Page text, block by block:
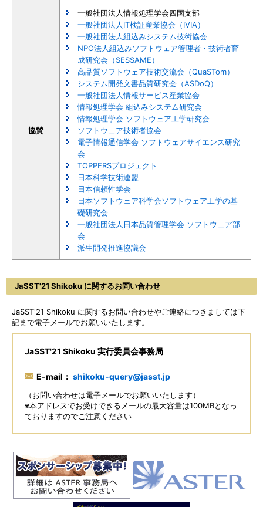
協賛
一般社団法人情報処理学会四国支部
一般社団法人IT検証産業協会（IVIA）
一般社団法人組込みシステム技術協会
NPO法人組込みソフトウェア管理者・技術者育
成研究会（SESSAME）
高品質ソフトウェア技術交流会（QuaSTom）
システム開発文書品質研究会（ASDoQ）
一般社団法人情報サービス産業協会
情報処理学会 組込みシステム研究会
情報処理学会 ソフトウェア工学研究会
ソフトウェア技術者協会
電子情報通信学会 ソフトウェアサイエンス研究
会
TOPPERSプロジェクト
日本科学技術連盟
日本信頼性学会
日本ソフトウェア科学会ソフトウェア工学の基
礎研究会
一般社団法人日本品質管理学会 ソフトウェア部
会
派生開発推進協議会
JaSST'21 Shikoku に関するお問い合わせ
JaSST'21 Shikoku に関するお問い合わせやご連絡につきましては下
記まで電子メールでお願いいたします。
JaSST'21 Shikoku 実行委員会事務局
E-mail： shikoku-query@jasst.jp
（お問い合わせは電子メールでお願いいたします）
※本アドレスでお受けできるメールの最大容量は100MBとなっ
ておりますのでご注意ください